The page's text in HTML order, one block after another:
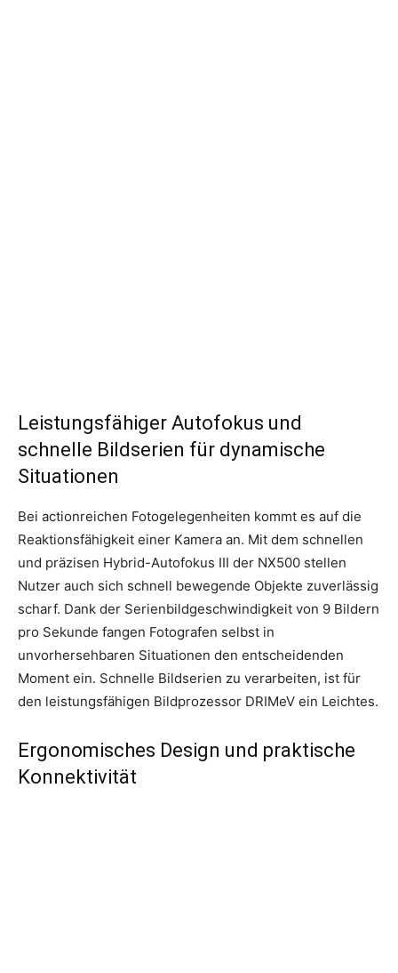
Leistungsfähiger Autofokus und
schnelle Bildserien für dynamische
Situationen
Bei actionreichen Fotogelegenheiten kommt es auf die
Reaktionsfähigkeit einer Kamera an. Mit dem schnellen
und präzisen Hybrid-Autofokus III der NX500 stellen
Nutzer auch sich schnell bewegende Objekte zuverlässig
scharf. Dank der Serienbildgeschwindigkeit von 9 Bildern
pro Sekunde fangen Fotografen selbst in
unvorhersehbaren Situationen den entscheidenden
Moment ein. Schnelle Bildserien zu verarbeiten, ist für
den leistungsfähigen Bildprozessor DRIMeV ein Leichtes.
Ergonomisches Design und praktische
Konnektivität